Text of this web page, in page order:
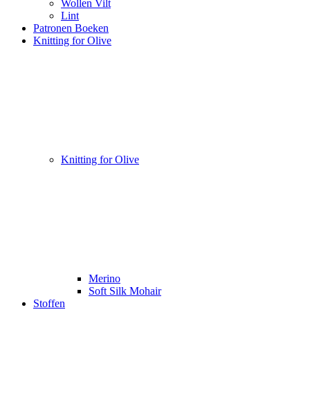
Wollen Vilt
Lint
Patronen Boeken
Knitting for Olive
Knitting for Olive
Merino
Soft Silk Mohair
Stoffen